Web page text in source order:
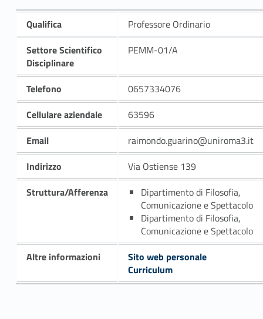
Qualifica
Professore Ordinario
Settore Scientifico
Disciplinare
PEMM-01/A
Telefono
0657334076
Cellulare aziendale
63596
Email
raimondo.guarino@uniroma3.it
Indirizzo
Via Ostiense 139
Struttura/Afferenza
Dipartimento di Filosofia,
Comunicazione e Spettacolo
Dipartimento di Filosofia,
Comunicazione e Spettacolo
Altre informazioni
Sito web personale
Curriculum